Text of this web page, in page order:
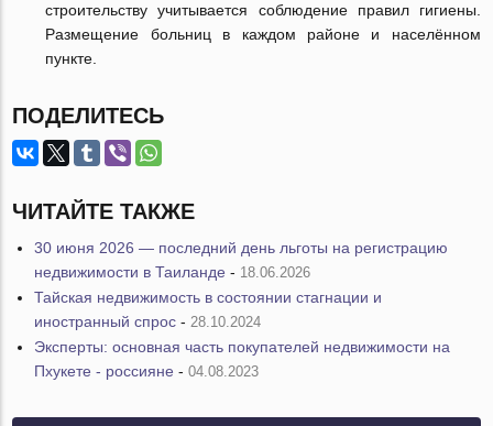
строительству учитывается соблюдение правил гигиены.
Размещение больниц в каждом районе и населённом
пункте.
ПОДЕЛИТЕСЬ
ЧИТАЙТЕ ТАКЖЕ
30 июня 2026 — последний день льготы на регистрацию
недвижимости в Таиланде - 18.06.2026
Тайская недвижимость в состоянии стагнации и
иностранный спрос - 28.10.2024
Эксперты: основная часть покупателей недвижимости на
Пхукете - россияне -04.08.2023